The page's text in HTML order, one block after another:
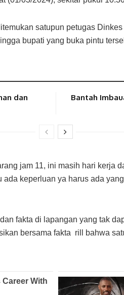
satupun petugas
bupati yang buka pintu
dan
Bantah
jam 11, ini masih hari kerja
keperluan ya harus ada
fakta di lapangan yang tak
bersama fakta rill bahwa